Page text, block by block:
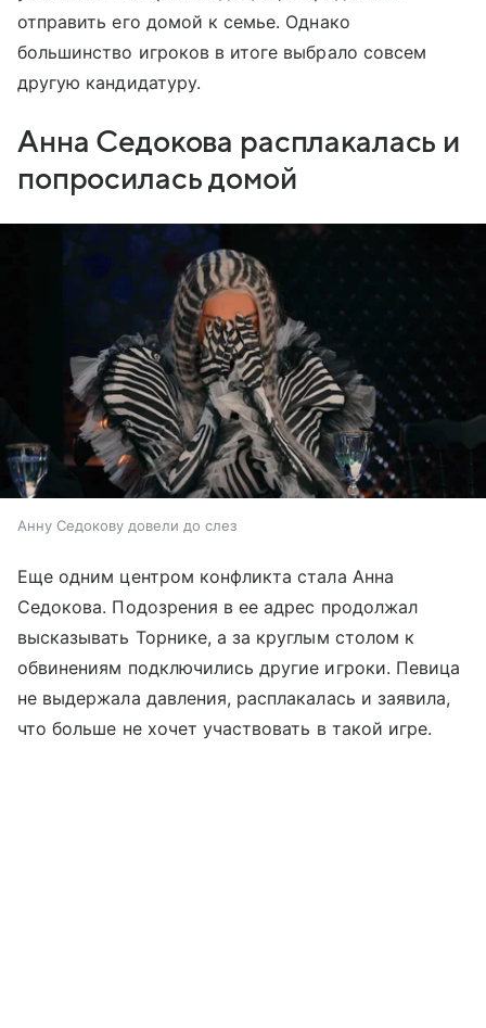
отправить его домой к семье. Однако
большинство игроков в итоге выбрало совсем
другую кандидатуру.
Анна Седокова расплакалась и
попросилась домой
Анну Седокову довели до слез
Еще одним центром конфликта стала Анна
Седокова. Подозрения в ее адрес продолжал
высказывать Торнике, а за круглым столом к
обвинениям подключились другие игроки. Певица
не выдержала давления, расплакалась и заявила,
что больше не хочет участвовать в такой игре.